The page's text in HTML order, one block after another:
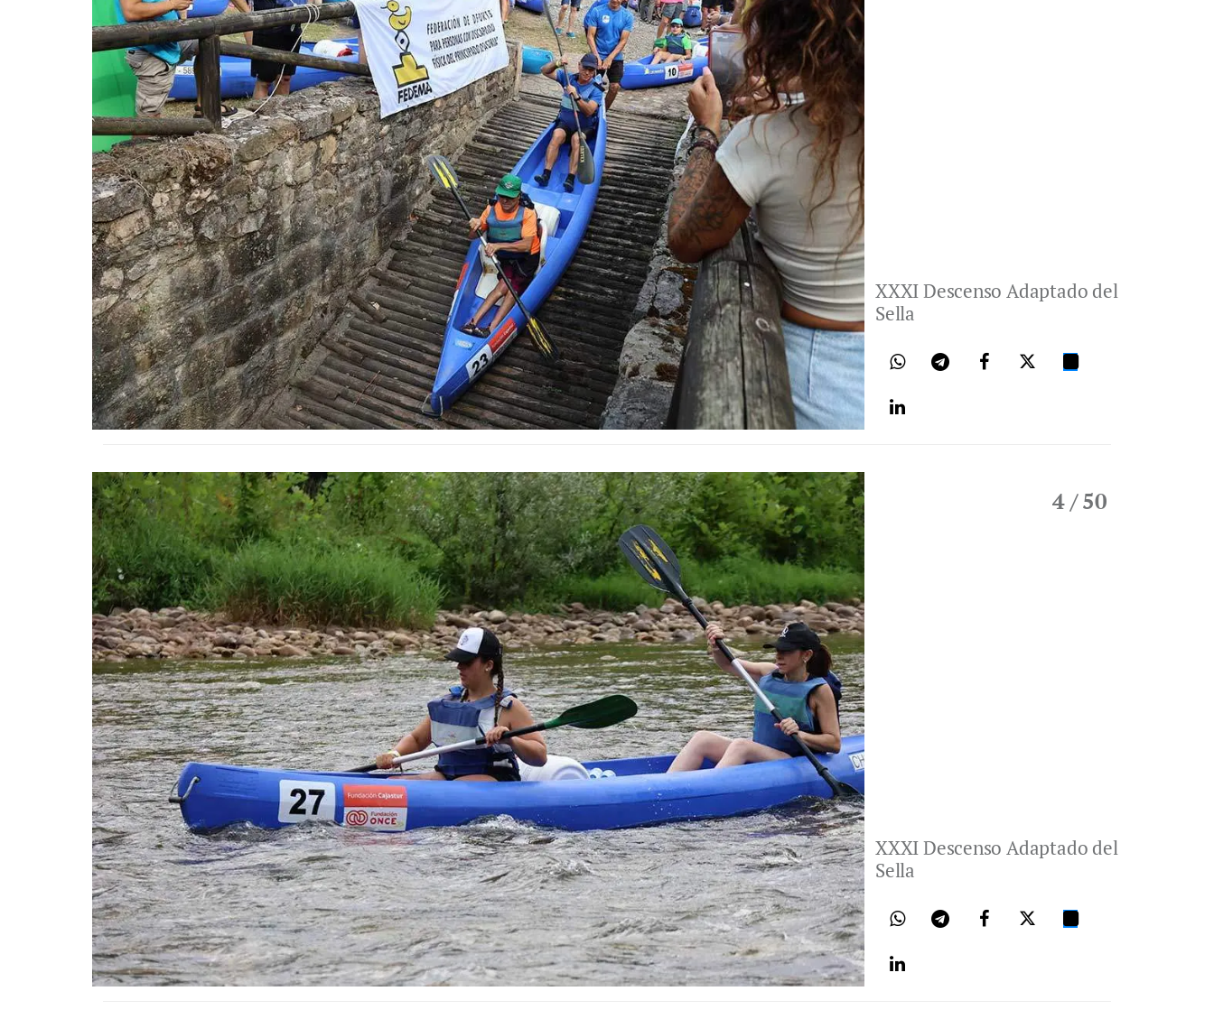
XXXI Descenso Adaptado del
Sella
4/ 50
XXXI Descenso Adaptado del
Sella